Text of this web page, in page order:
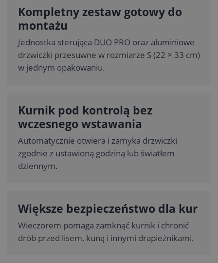
Kompletny zestaw gotowy do
montażu
Jednostka sterująca DUO PRO oraz aluminiowe
drzwiczki przesuwne w rozmiarze S (22 × 33 cm)
w jednym opakowaniu.
Kurnik pod kontrolą bez
wczesnego wstawania
Automatycznie otwiera i zamyka drzwiczki
zgodnie z ustawioną godziną lub światłem
dziennym.
Większe bezpieczeństwo dla kur
Wieczorem pomaga zamknąć kurnik i chronić
drób przed lisem, kuną i innymi drapieżnikami.